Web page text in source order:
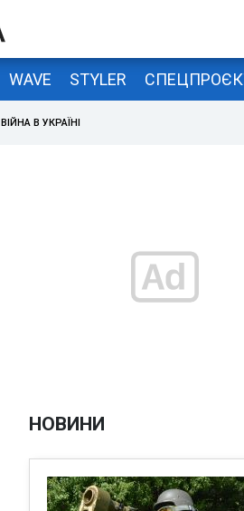
WAVE STYLER
ВІЙНА В УКРАЇНІ
НОВИНИ